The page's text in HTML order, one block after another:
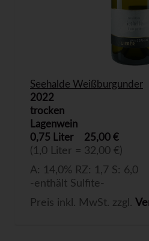
Seehalde Weißburgunder
2022
trocken
Lagenwein
0,75 Liter
25,00 €
(1,0 Liter = 32,00 €)
A: 14,0% RZ: 1,7 S: 6,0
-enthält Sulfite-
Preis inkl. MwSt. zzgl.